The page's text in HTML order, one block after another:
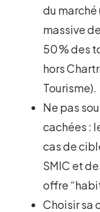
du
massive
50 % des
hors
Tourisme).
Ne pas
cachées :
cas de
SMIC et
offre
Choisir sa